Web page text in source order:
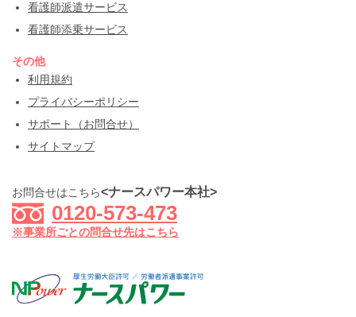
看護師派遣サービス
看護師添乗サービス
その他
利用規約
プライバシーポリシー
サポート（お問合せ）
サイトマップ
お問合せはこちら<ナースパワー本社>
0120-573-473
※事業所ごとの問合せ先はこちら